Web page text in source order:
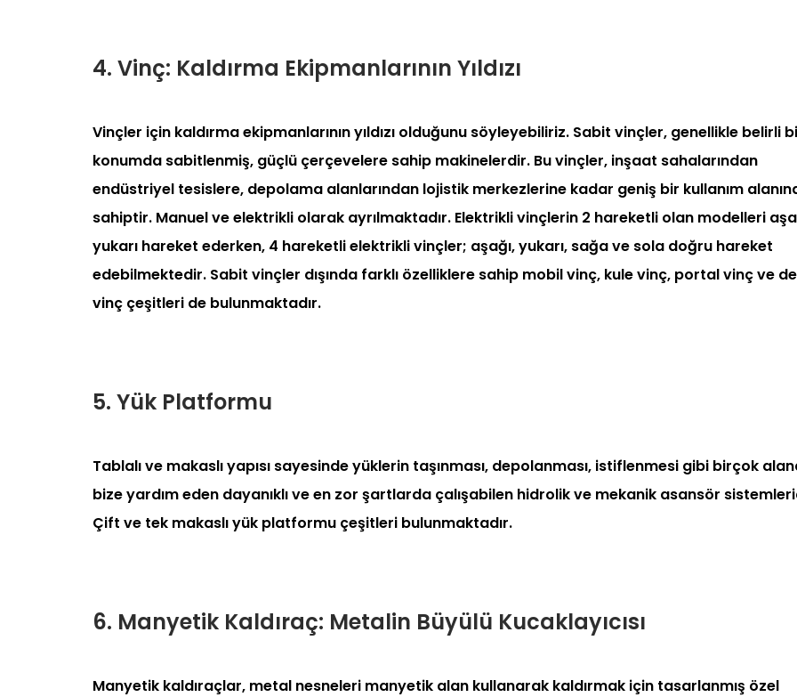
4. Vinç: Kaldırma Ekipmanlarının Yıldızı
Vinçler için kaldırma ekipmanlarının yıldızı olduğunu söyleyebiliriz. Sabit vinçler, genellikle belirli
konumda sabitlenmiş, güçlü çerçevelere sahip makinelerdir. Bu vinçler, inşaat sahalarından
endüstriyel tesislere, depolama alanlarından lojistik merkezlerine kadar geniş bir kullanım
sahiptir. Manuel ve elektrikli olarak ayrılmaktadır. Elektrikli vinçlerin 2 hareketli olan modelleri
yukarı hareket ederken, 4 hareketli elektrikli vinçler; aşağı, yukarı, sağa ve sola doğru hareket
edebilmektedir. Sabit vinçler dışında farklı özelliklere sahip mobil vinç, kule vinç, portal vinç ve
vinç çeşitleri de bulunmaktadır.
5. Yük Platformu
Tablalı ve makaslı yapısı sayesinde yüklerin taşınması, depolanması, istiflenmesi gibi birçok
bize yardım eden dayanıklı ve en zor şartlarda çalışabilen hidrolik ve mekanik asansör
Çift ve tek makaslı yük platformu çeşitleri bulunmaktadır.
6. Manyetik Kaldıraç: Metalin Büyülü Kucaklayıcısı
Manyetik kaldıraçlar, metal nesneleri manyetik alan kullanarak kaldırmak için tasarlanmış özel